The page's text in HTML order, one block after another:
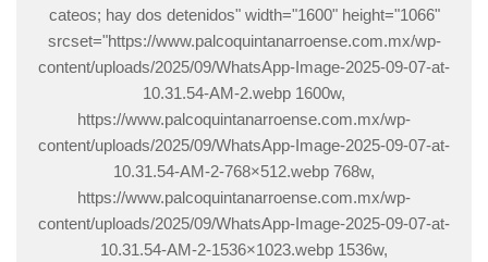
cateos; hay dos detenidos" width="1600" height="1066"
srcset="https://www.palcoquintanarroense.com.mx/wp-
content/uploads/2025/09/WhatsApp-Image-2025-09-07-at-
10.31.54-AM-2.webp 1600w,
https://www.palcoquintanarroense.com.mx/wp-
content/uploads/2025/09/WhatsApp-Image-2025-09-07-at-
10.31.54-AM-2-768×512.webp 768w,
https://www.palcoquintanarroense.com.mx/wp-
content/uploads/2025/09/WhatsApp-Image-2025-09-07-at-
10.31.54-AM-2-1536×1023.webp 1536w,